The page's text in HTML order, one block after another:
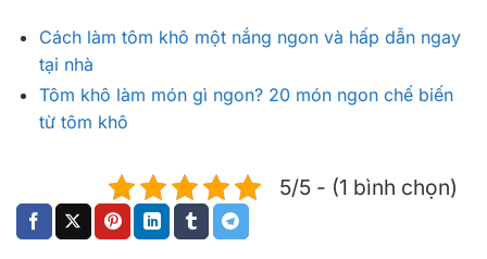
Cách làm tôm khô một nắng ngon và hấp dẫn ngay
tại nhà
Tôm khô làm món gì ngon? 20 món ngon chế biến
từ tôm khô
5/5 - (1 bình chọn)